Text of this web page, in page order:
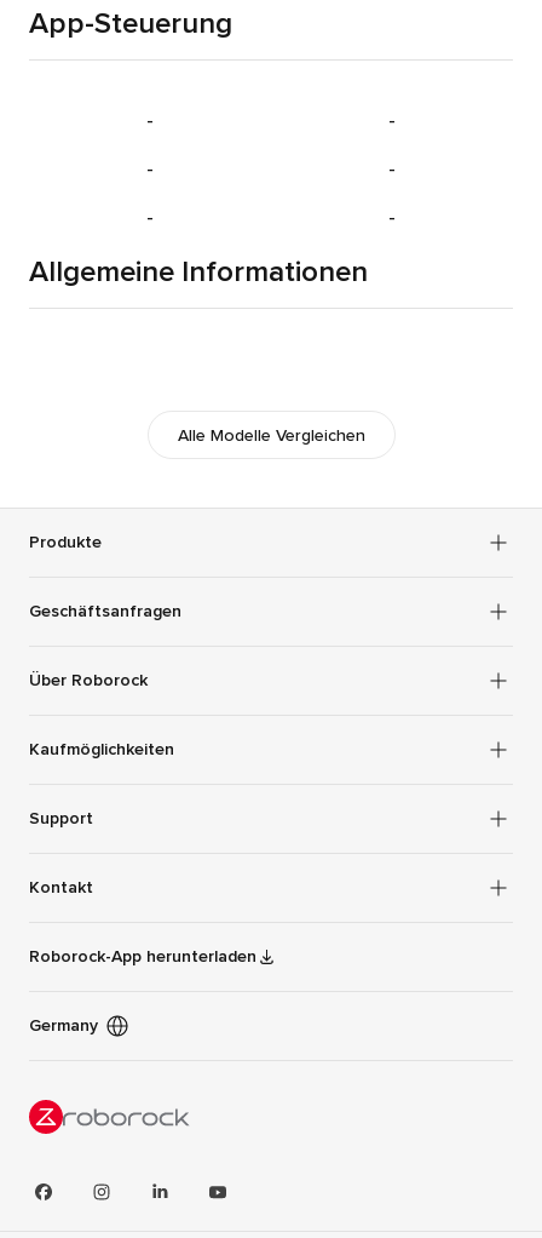
App-Steuerung
-
-
-
-
-
-
Allgemeine Informationen
Alle Modelle Vergleichen
Produkte
Geschäftsanfragen
Über Roborock
Kaufmöglichkeiten
Support
Kontakt
Roborock-App herunterladen
Germany